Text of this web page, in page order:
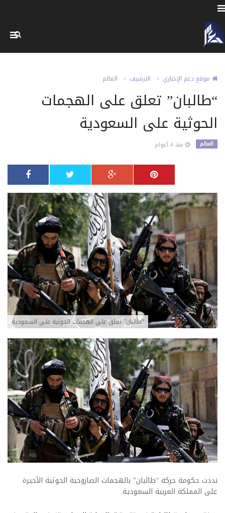
موقع دعم الإخباري الارشيف العالم
“طالبان” تعلق على الهجمات
الحوثية على السعودية
العالم منذ 4 أعوام
“طالبان” تعلق على الهجمات الحوثية على السعودية
نددت حكومة حركة “طالبان” بالهجمات الصاروخية الحوثية الأخيرة
على المملكة العربية السعودية.